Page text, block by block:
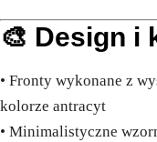
🎨 Design i
• Fronty wykonane z
kolorze antracyt
• Minimalistyczne